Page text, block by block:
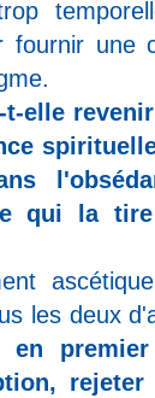
fournir une
t-elle
qui la
les deux
en